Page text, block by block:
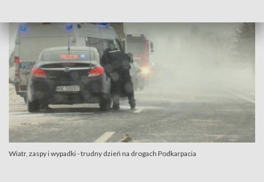
Wiatr, zaspy i wypadki - trudny dzień na drogach Podkarpacia